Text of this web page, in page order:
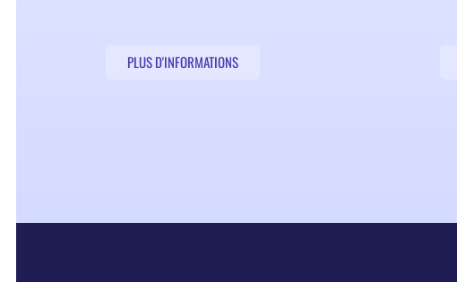
PLUS D'INFORMATIONS